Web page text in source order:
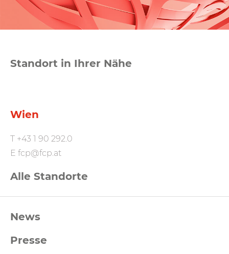
Standort in Ihrer Nähe
Wien
T +43 1 90 292.0
E fcp@fcp.at
Alle Standorte
Footernavigation
News
Presse